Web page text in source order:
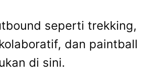
seperti trekking,
dan paintball
di sini.